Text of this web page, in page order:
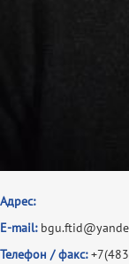
Адрес:
E-mail:
Телефон / факс: